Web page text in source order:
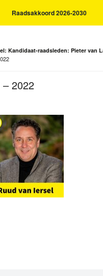
Raadsakkoord 2026-2030
Kandidaat-raadsleden: Pieter van
2022